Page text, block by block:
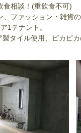
食相談！(重飲食不可)
ファッション・雑貨
1テナント。
製タイル使用、ピカピ